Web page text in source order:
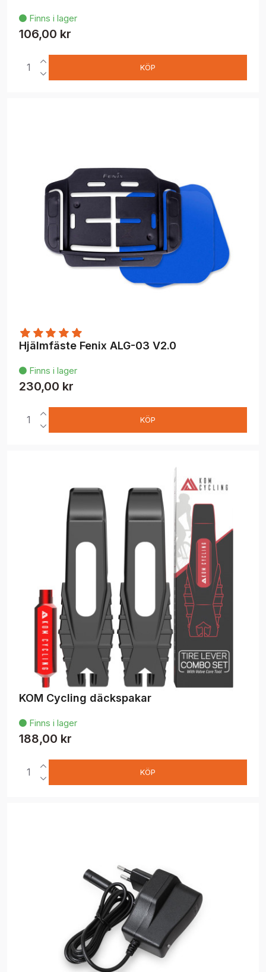
 Finns i lager
106,00 kr
KÖP
 Finns i lager
Hjälmfäste Fenix ALG-03 V2.0
230,00 kr
KÖP
 Finns i lager
KOM Cycling däckspakar
188,00 kr
KÖP